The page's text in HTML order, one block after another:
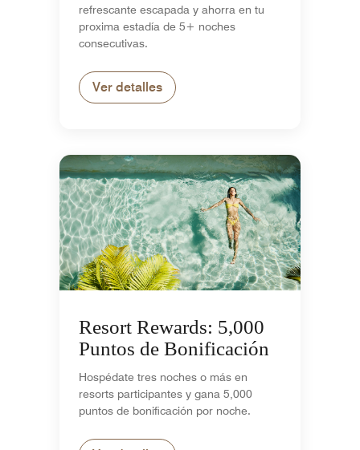
refrescante escapada y ahorra en tu
proxima estadía de 5+ noches
consecutivas.
Ver detalles
Resort Rewards: 5,000
Puntos de Bonificación
Hospédate tres noches o más en
resorts participantes y gana 5,000
puntos de bonificación por noche.